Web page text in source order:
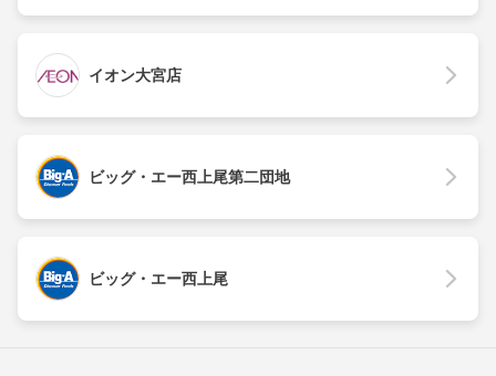
イオン大宮店
ビッグ・エー西上尾第二団地
ビッグ・エー西上尾